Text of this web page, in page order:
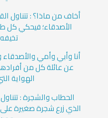
أخاف من ماذا؟ :
الأصدقاء؛ فيحكي كل
أنا وأبي وأمي
عن عائلة كل من
الهواية
الحطاب والشجرة :
الذي زرع شجرة صغيرة على